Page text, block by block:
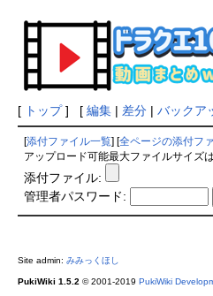
[ トップ] [ 編集| 差分| バックア
添付ファイル一覧 全ページの添付フ
アップロード可能最大ファイルサイズ
添付ファイル:
管理者パスワード:
Site admin: みみっくほし
PukiWiki 1.5.2 © 2001-2019 PukiWiki